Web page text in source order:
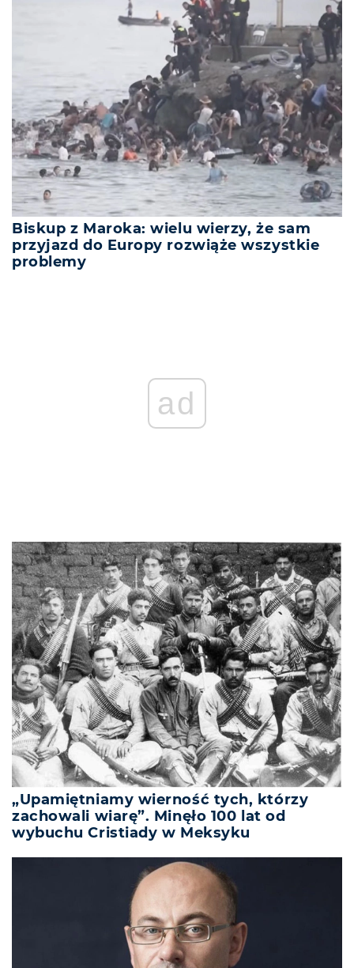
Biskup z Maroka: wielu wierzy, że sam
przyjazd do Europy rozwiąże wszystkie
problemy
ad
„Upamiętniamy wierność tych, którzy
zachowali wiarę”. Minęło 100 lat od
wybuchu Cristiady w Meksyku